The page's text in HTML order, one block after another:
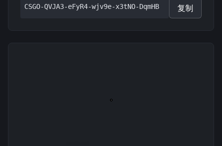
CSGO-QVJA3-eFyR4-wjv9e-x3tNO-DqmHB 复制